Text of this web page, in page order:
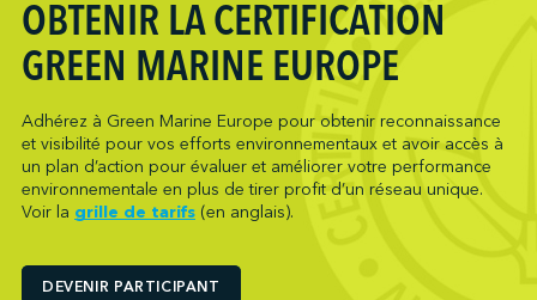
OBTENIR LA CERTIFICATION
GREEN MARINE EUROPE
Adhérez à Green Marine Europe pour obtenir reconnaissance
et visibilité pour vos efforts environnementaux et avoir accès à
un plan d’action pour évaluer et améliorer votre performance
environnementale en plus de tirer profit d’un réseau unique.
Voir la grille de tarifs(en anglais).
DEVENIR PARTICIPANT